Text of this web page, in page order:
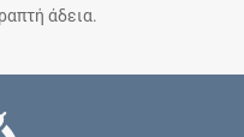
άδεια.